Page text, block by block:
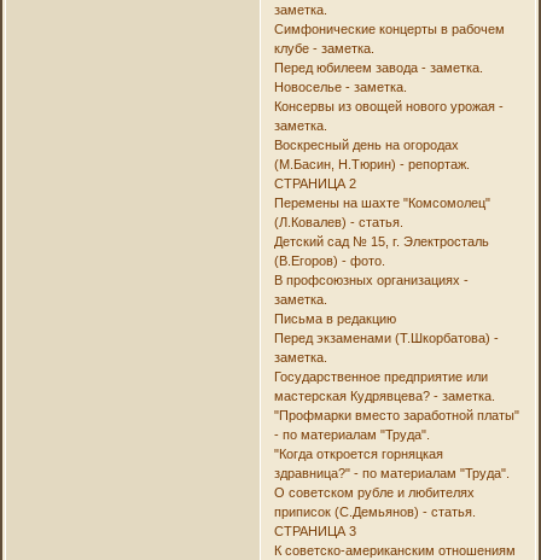
заметка.
Симфонические концерты в рабочем
клубе - заметка.
Перед юбилеем завода - заметка.
Новоселье - заметка.
Консервы из овощей нового урожая -
заметка.
Воскресный день на огородах
(М.Басин, Н.Тюрин) - репортаж.
СТРАНИЦА 2
Перемены на шахте "Комсомолец"
(Л.Ковалев) - статья.
Детский сад № 15, г. Электросталь
(В.Егоров) - фото.
В профсоюзных организациях -
заметка.
Письма в редакцию
Перед экзаменами (Т.Шкорбатова) -
заметка.
Государственное предприятие или
мастерская Кудрявцева? - заметка.
"Профмарки вместо заработной платы"
- по материалам "Труда".
"Когда откроется горняцкая
здравница?" - по материалам "Труда".
О советском рубле и любителях
приписок (С.Демьянов) - статья.
СТРАНИЦА 3
К советско-американским отношениям